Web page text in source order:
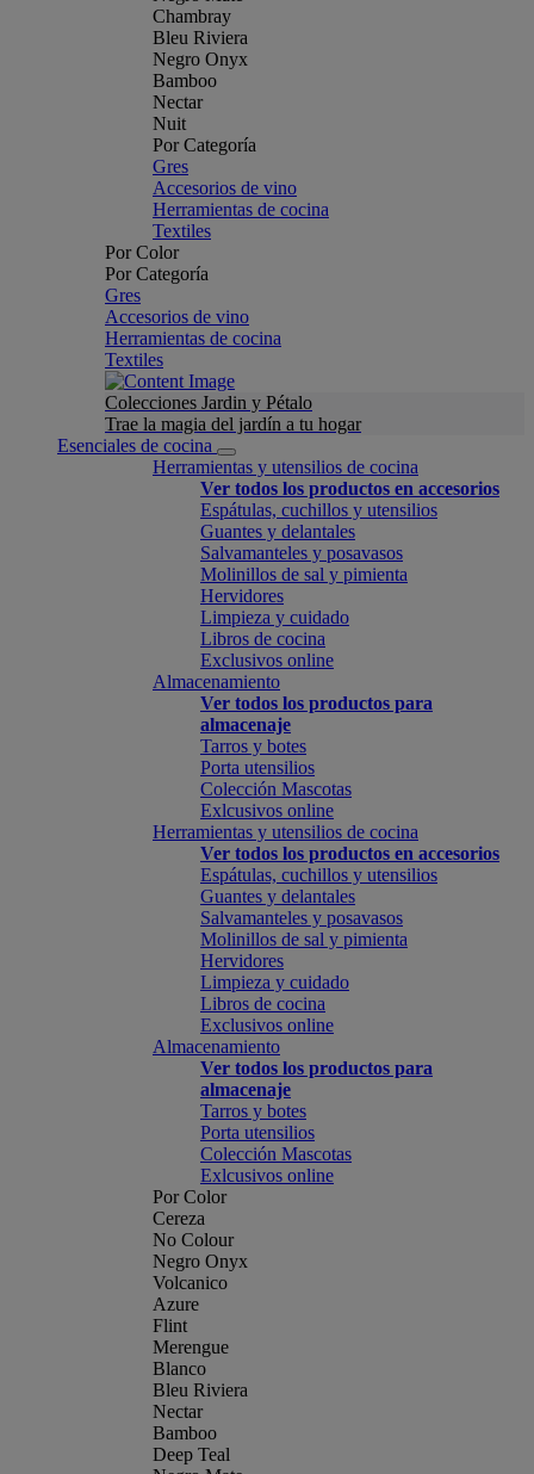
Chambray
Bleu Riviera
Negro Onyx
Bamboo
Nectar
Nuit
Por Categoría
Gres
Accesorios de vino
Herramientas de cocina
Textiles
Por Color
Por Categoría
Gres
Accesorios de vino
Herramientas de cocina
Textiles
Colecciones Jardin y Pétalo
Trae la magia del jardín a tu hogar
Esenciales de cocina
Herramientas y utensilios de cocina
Ver todos los productos en accesorios
Espátulas, cuchillos y utensilios
Guantes y delantales
Salvamanteles y posavasos
Molinillos de sal y pimienta
Hervidores
Limpieza y cuidado
Libros de cocina
Exclusivos online
Almacenamiento
Ver todos los productos para
almacenaje
Tarros y botes
Porta utensilios
Colección Mascotas
Exlcusivos online
Herramientas y utensilios de cocina
Ver todos los productos en accesorios
Espátulas, cuchillos y utensilios
Guantes y delantales
Salvamanteles y posavasos
Molinillos de sal y pimienta
Hervidores
Limpieza y cuidado
Libros de cocina
Exclusivos online
Almacenamiento
Ver todos los productos para
almacenaje
Tarros y botes
Porta utensilios
Colección Mascotas
Exlcusivos online
Por Color
Cereza
No Colour
Negro Onyx
Volcanico
Azure
Flint
Merengue
Blanco
Bleu Riviera
Nectar
Bamboo
Deep Teal